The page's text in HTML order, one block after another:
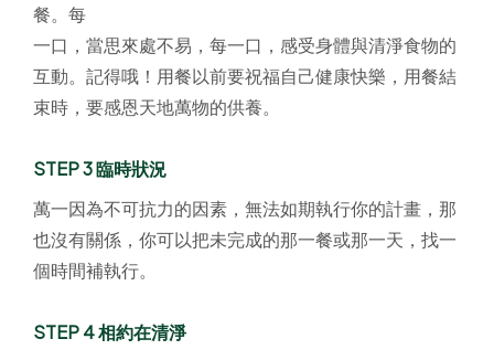
餐。每
一口，當思來處不易，每一口，感受身體與清淨食物的
互動。記得哦！用餐以前要祝福自己健康快樂，用餐結
束時，要感恩天地萬物的供養。
STEP 3 臨時狀況
萬一因為不可抗力的因素，無法如期執行你的計畫，那
也沒有關係，你可以把未完成的那一餐或那一天，找一
個時間補執行。
STEP 4 相約在清淨